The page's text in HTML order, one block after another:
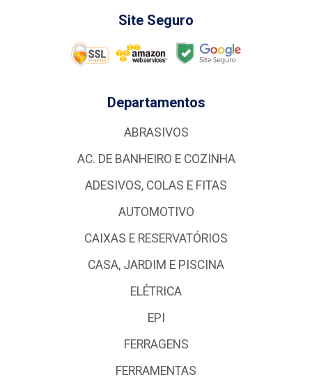
Site Seguro
Departamentos
ABRASIVOS
AC. DE BANHEIRO E COZINHA
ADESIVOS, COLAS E FITAS
AUTOMOTIVO
CAIXAS E RESERVATÓRIOS
CASA, JARDIM E PISCINA
ELÉTRICA
EPI
FERRAGENS
FERRAMENTAS